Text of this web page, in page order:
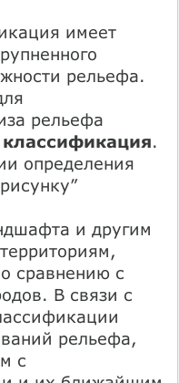
имеет
рельефа.
рельефа
.
определения
и другим
сравнению с
В связи с
рельефа,
с